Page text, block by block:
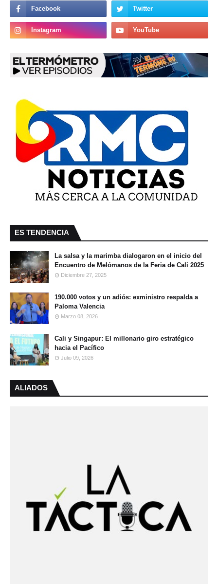
ES TENDENCIA
La salsa y la marimba dialogaron en el inicio del
Encuentro de Melómanos de la Feria de Cali 2025
Diciembre 27, 2025
190.000 votos y un adiós: exministro respalda a
Paloma Valencia
Marzo 08, 2026
Cali y Singapur: El millonario giro estratégico
hacia el Pacífico
Julio 09, 2026
ALIADOS